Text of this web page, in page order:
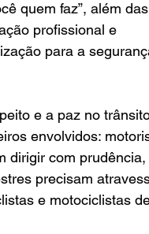
quem faz”, além
profissional e
para a
e a paz no
envolvidos:
dirigir com
precisam
e motociclistas